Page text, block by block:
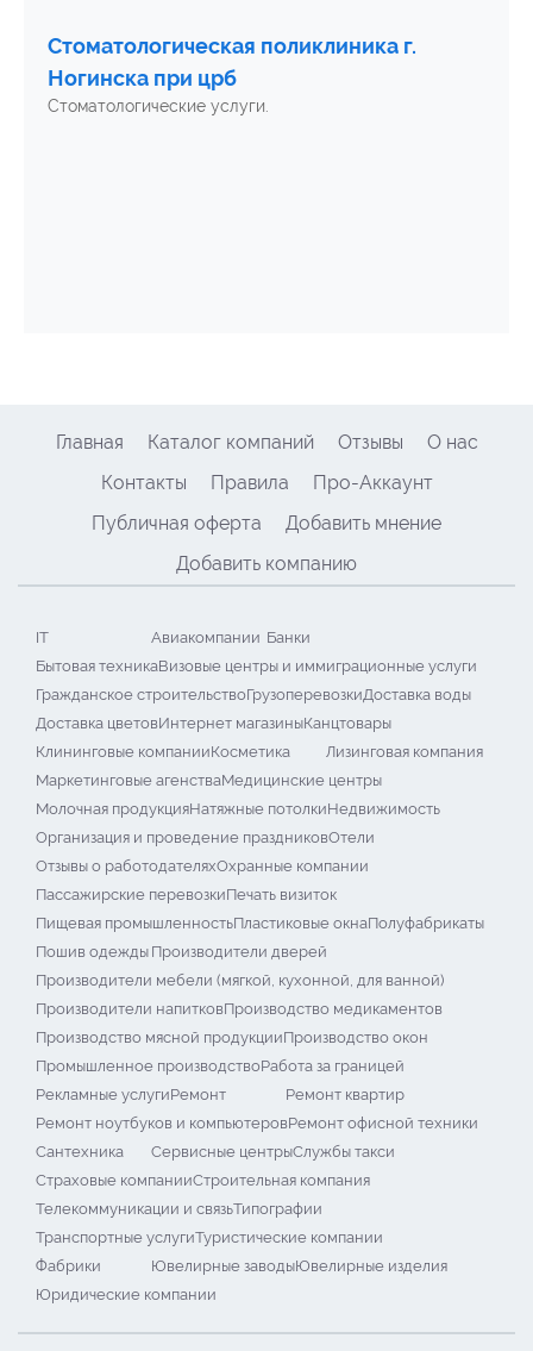
Стоматологическая поликлиника г.
Ногинска при црб
Стоматологические услуги.
Главная Каталог компаний Отзывы
О нас
Контакты
Правила
Про-Аккаунт
Публичная оферта
Добавить мнение
Добавить компанию
IT Авиакомпании Банки
Бытовая техникаВизовые центры и иммиграционные услуги
Гражданское строительствоГрузоперевозкиДоставка воды
Доставка цветовИнтернет магазиныКанцтовары
Клининговые компанииКосметика
Лизинговая компания
Маркетинговые агенстваМедицинские центры
Молочная продукцияНатяжные потолкиНедвижимость
Организация и проведение праздниковОтели
Отзывы о работодателяхОхранные компании
Пассажирские перевозкиПечать визиток
Пищевая промышленностьПластиковые окнаПолуфабрикаты
Пошив одежды Производители дверей
Производители мебели (мягкой, кухонной, для ванной)
Производители напитковПроизводство медикаментов
Производство мясной продукцииПроизводство окон
Промышленное производствоРабота за границей
Рекламные услугиРемонт
Ремонт квартир
Ремонт ноутбуков и компьютеровРемонт офисной техники
Сантехника
Сервисные центрыСлужбы такси
Страховые компанииСтроительная компания
Телекоммуникации и связьТипографии
Транспортные услугиТуристические компании
Фабрики
Ювелирные заводыЮвелирные изделия
Юридические компании